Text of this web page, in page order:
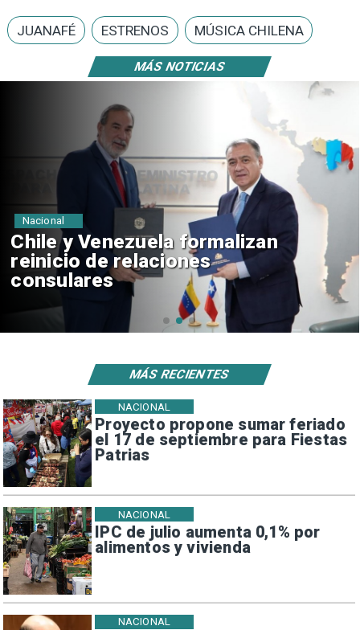
MÁS NOTICIAS
JUANAFÉ ESTRENOS MÚSICA CHILENA
Feriantes rechazan dichos de
Camila Flores sobre Fabiola
Campillai
Nacional
Proyecto propone sumar feriado
el 17 de septiembre para Fiestas
Patrias
NACIONAL
IPC de julio aumenta 0,1% por
alimentos y vivienda
NACIONAL
NACIONAL
MÁS RECIENTES